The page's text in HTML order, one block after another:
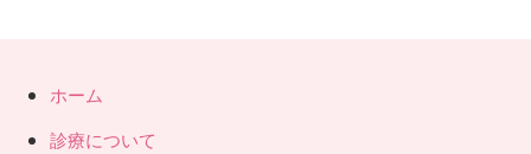
ホーム
診療について